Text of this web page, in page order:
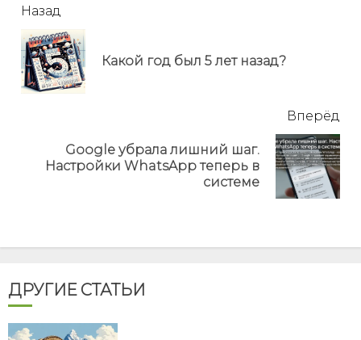
читать
еще
Назад
Какой год был 5 лет назад?
Вперёд
Next
Google убрала лишний шаг.
Настройки WhatsApp теперь в
системе
ДРУГИЕ СТАТЬИ